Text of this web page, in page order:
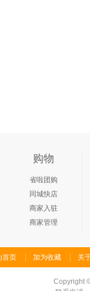
购物
省啦团购
同城快店
商家入驻
商家管理
首页 加为收藏 关
Copyright